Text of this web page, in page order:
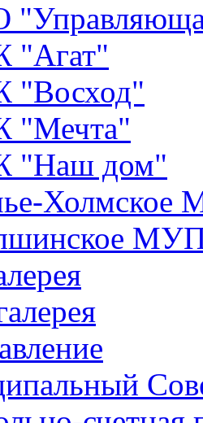
"Агат"
"Восход"
"Мечта"
"Наш дом"